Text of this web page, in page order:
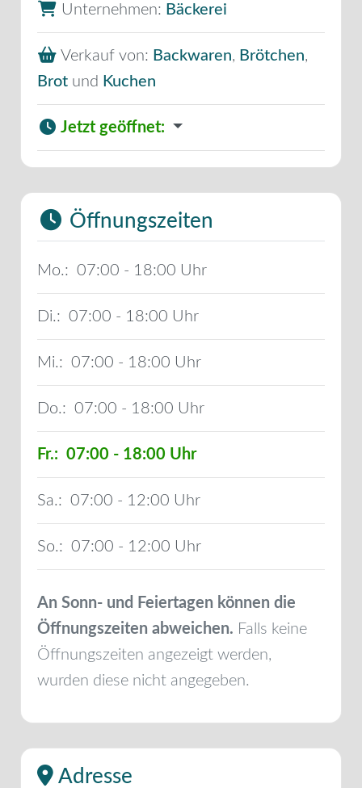
Unternehmen: Bäckerei
Verkauf von: Backwaren, Brötchen,
Brot und Kuchen
Jetzt geöffnet:
Öffnungszeiten
Mo.: 07:00 - 18:00
Di.: 07:00 - 18:00
Mi.: 07:00 - 18:00
Do.: 07:00 - 18:00
Fr.: 07:00 - 18:00
Sa.: 07:00 - 12:00
So.: 07:00 - 12:00
An Sonn- und Feiertagen können die
Öffnungszeiten abweichen. Falls keine
Öffnungszeiten angezeigt werden,
wurden diese nicht angegeben.
Adresse